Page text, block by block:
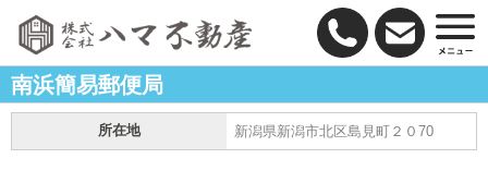
南浜簡易郵便局
所在地 新潟県新潟市北区島見町２０70